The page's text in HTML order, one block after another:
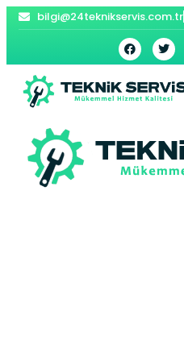
bilgi@24teknikservis.com.tr